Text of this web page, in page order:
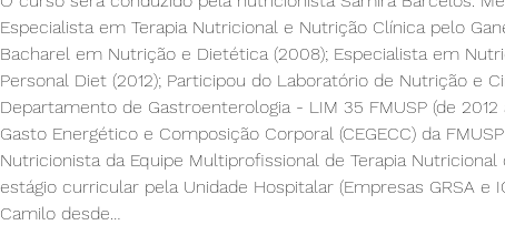
Especialista em Terapia Nutricional e Nutrição Clínica pelo
Bacharel em Nutrição e Dietética (2008); Especialista em
Personal Diet (2012); Participou do Laboratório de Nutrição e
Departamento de Gastroenterologia - LIM 35 FMUSP (de
Gasto Energético e Composição Corporal (CEGECC) da
Nutricionista da Equipe Multiprofissional de Terapia Nutricional
estágio curricular pela Unidade Hospitalar (Empresas GRSA
Camilo desde…